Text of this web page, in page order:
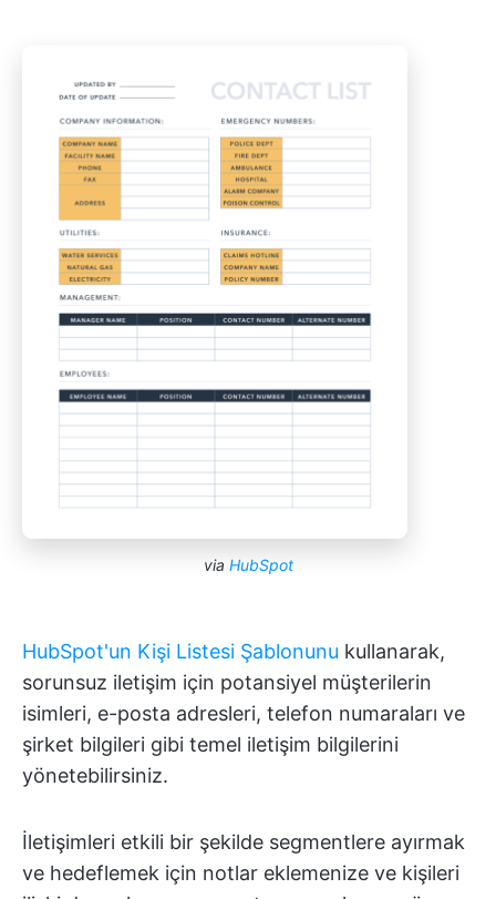
via HubSpot
HubSpot'un Kişi Listesi Şablonunu kullanarak,
sorunsuz iletişim için potansiyel müşterilerin
isimleri, e-posta adresleri, telefon numaraları ve
şirket bilgileri gibi temel iletişim bilgilerini
yönetebilirsiniz.
İletişimleri etkili bir şekilde segmentlere ayırmak
ve hedeflemek için notlar eklemenize ve kişileri